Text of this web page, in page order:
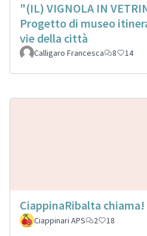
"(IL) VIGNOLA IN
Progetto di museo
vie della città
Calligaro Francesca 8 14
CiappinaRibalta chiama!
Ciappinari APS
2 18